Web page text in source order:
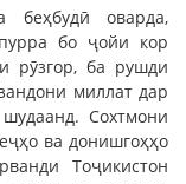
оварда,
бо ҷойи кор
рӯзгор, ба рушди
миллат дар
Сохтмони
ва донишгоҳҳо
Тоҷикистон